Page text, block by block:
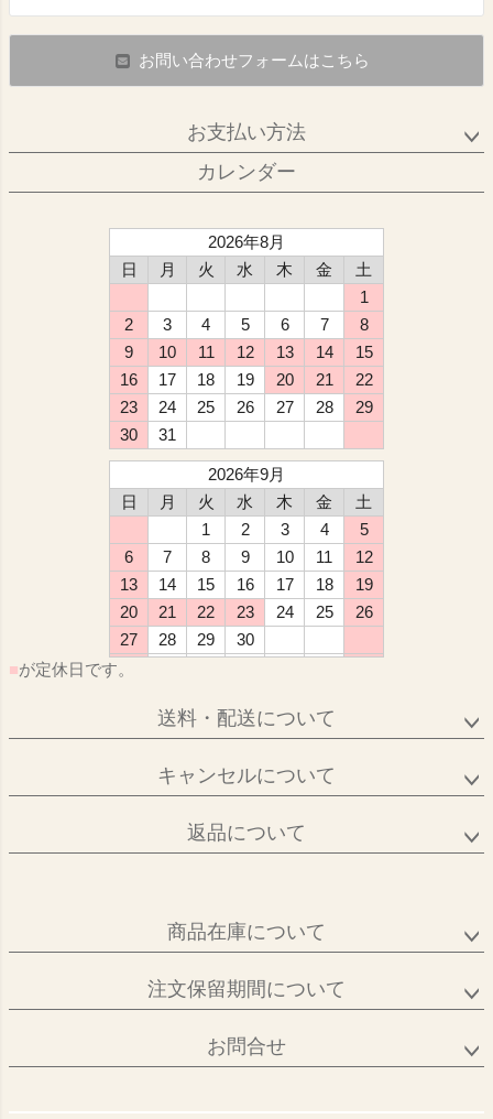
お問い合わせフォームはこちら
お支払い方法
カレンダー
2026年8月
日
月 火 水 木 金
土
1
2
3 4 5 6 7
8
9
10 11 12 13 14
15
16
17 18 19 20 21
22
23
24 25 26 27 28
29
30
31
2026年9月
日
月 火 水 木 金
土
1
2 3 4
5
6
7 8 9 10 11
12
13
14 15 16 17 18
19
20
21 22 23 24 25
26
27
28 29
30
■が定休日です。
送料・配送について
キャンセルについて
返品について
商品在庫について
注文保留期間について
お問合せ